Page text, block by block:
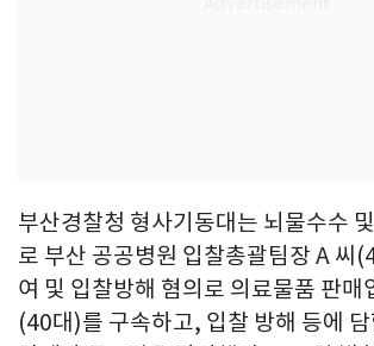
부산경찰청 형사기동대는 뇌물수수
로 부산 공공병원 입찰총괄팀장 A 씨
여 및 입찰방해 혐의로 의료물품 판매
(40대)를 구속하고, 입찰 방해 등에 담